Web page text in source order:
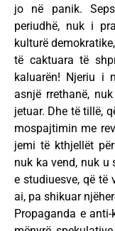
jo në panik.
periudhë, nuk i
kulturë
të caktuara të
kaluarën! Njeriu i
asnjë rrethanë,
jetuar. Dhe të tillë,
mospajtimin me
jemi të kthjellët
nuk ka vend, nuk u
e studiuesve, që të
ai, pa shikuar
Propaganda e